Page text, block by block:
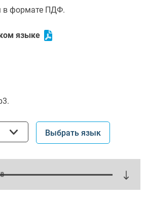
в формате ПДФ.
языке
Выбрать язык